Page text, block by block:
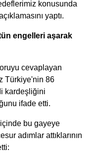
konusunda
yaptı.
engelleri aşarak
cevaplayan
Türkiye'nin 86
kardeşliğini
ifade etti.
bu gayeye
adımlar attıklarının